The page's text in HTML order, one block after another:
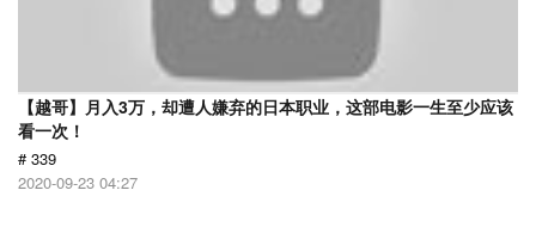
【越哥】月入3万，却遭人嫌弃的日本职业，这部电影一生至少应该
看一次！
# 339
2020-09-23 04:27